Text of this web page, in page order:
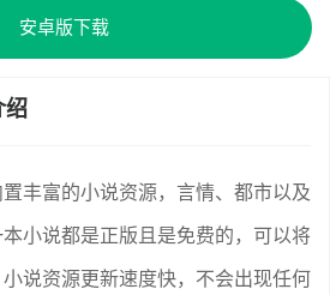
安卓版下载
绍
丰富的小说资源，言情、都市以及
小说都是正版且是免费的，可以将
说资源更新速度快，不会出现任何